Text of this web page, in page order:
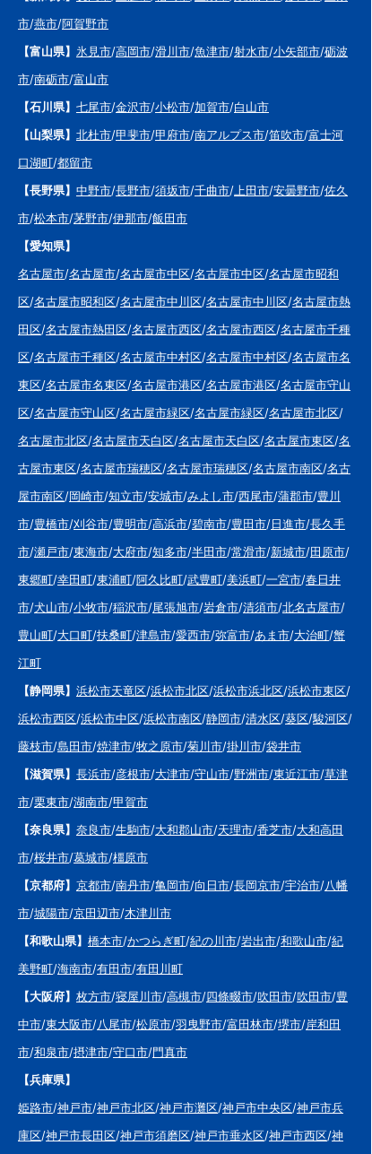
市/燕市/阿賀野市
【富山県】 氷見市/高岡市/滑川市/魚津市/射水市/小矢部市/砺波
市/南砺市/富山市
【石川県】 七尾市/金沢市/小松市/加賀市/白山市
【山梨県】 北杜市/甲斐市/甲府市/南アルプス市/笛吹市/富士河
口湖町/都留市
【長野県】 中野市/長野市/須坂市/千曲市/ 上田市/安曇野市/佐久
市/松本市/茅野市/伊那市/飯田市
【愛知県】
名古屋市/名古屋市/名古屋市中区/名古屋市中区/名古屋市昭和
区/名古屋市昭和区/名古屋市中川区/名古屋市中川区/名古屋市熱
田区/名古屋市熱田区/名古屋市西区/名古屋市西区/名古屋市千種
区/名古屋市千種区/名古屋市中村区/名古屋市中村区/名古屋市名
東区/名古屋市名東区/名古屋市港区/名古屋市港区/名古屋市守山
区/名古屋市守山区/名古屋市緑区/名古屋市緑区/名古屋市北区/
名古屋市北区/名古屋市天白区/名古屋市天白区/名古屋市東区/名
古屋市東区/名古屋市瑞穂区/名古屋市瑞穂区/名古屋市南区/名古
屋市南区/岡崎市/知立市/安城市/みよし市/西尾市/蒲郡市/豊川
市/豊橋市/刈谷市/豊明市/高浜市/碧南市/豊田市/日進市/長久手
市/瀬戸市/東海市/大府市/知多市/半田市/常滑市/新城市/田原市/
東郷町/幸田町/東浦町/阿久比町/武豊町/美浜町/一宮市/春日井
市/犬山市/小牧市/稲沢市/尾張旭市/岩倉市/清須市/北名古屋市/
豊山町/大口町/扶桑町/津島市/愛西市/弥富市/あま市/大治町/蟹
江町
【静岡県】 浜松市天竜区/浜松市北区/浜松市浜北区/浜松市東区/
浜松市西区/浜松市中区/浜松市南区/静岡市/清水区/葵区/駿河区/
藤枝市/島田市/焼津市/牧之原市/菊川市/掛川市/袋井市
【滋賀県】 長浜市/彦根市/大津市/守山市/野洲市/東近江市/草津
市/栗東市/湖南市/甲賀市
【奈良県】 奈良市/生駒市/大和郡山市/天理市/香芝市/大和高田
市/桜井市/葛城市/橿原市
【京都府】 京都市/南丹市/亀岡市/向日市/長岡京市/宇治市/八幡
市/城陽市/京田辺市/木津川市
【和歌山県】 橋本市/かつらぎ町/紀の川市/岩出市/和歌山市/紀
美野町/海南市/有田市/有田川町
【大阪府】 枚方市/寝屋川市/高槻市/四條畷市/吹田市/吹田市/豊
中市/東大阪市/八尾市/松原市/羽曳野市/富田林市/堺市/岸和田
市/和泉市/摂津市/守口市/門真市
【兵庫県】
姫路市/神戸市/神戸市北区/神戸市灘区/神戸市中央区/神戸市兵
庫区/神戸市長田区/神戸市須磨区/神戸市垂水区/神戸市西区/神